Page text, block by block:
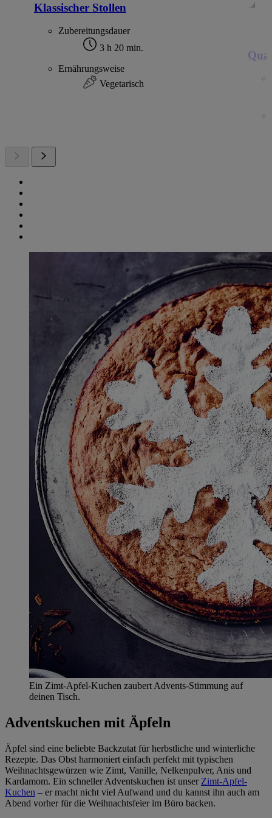
Klassischer Stollen
Zubereitungsdauer
3 h 20 min.
Ernährungsweise
Vegetarisch
Ein Zimt-Apfel-Kuchen zaubert Advents-Stimmung auf
deinen Tisch.
Adventskuchen mit Äpfeln
Äpfel sind eine beliebte Backzutat für herbstliche und winterliche
Rezepte. Das Obst harmoniert einfach perfekt mit typischen
Weihnachtsgewürzen wie Zimt, Vanille, Nelkenpulver, Anis und
Kardamom. Ein schneller Adventskuchen ist unser Zimt-Apfel-
Kuchen – er macht nicht viel Aufwand und du kannst ihn auch am
Abend vorher für die Weihnachtsfeier im Büro backen.